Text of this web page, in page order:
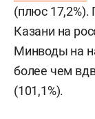
(плюс
Казани на
Минводы на
более чем
(101,1%).